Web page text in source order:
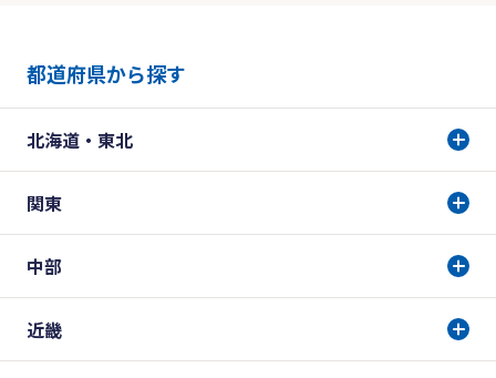
都道府県から探す
北海道・東北
関東
中部
近畿